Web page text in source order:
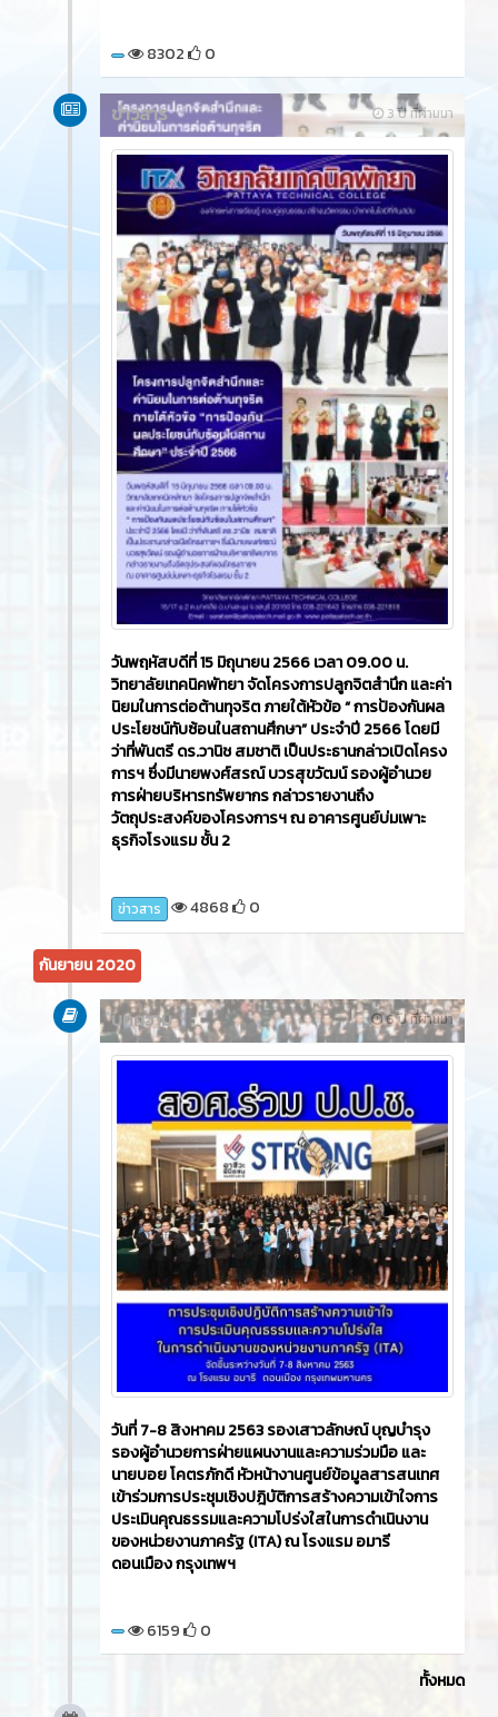
8302 0
3 ปี ที่ผ่านมา
ข่าวสาร
วันพฤหัสบดีที่ 15 มิถุนายน 2566 เวลา 09.00 น.
วิทยาลัยเทคนิคพัทยา จัดโครงการปลูกจิตสำนึก และค่า
นิยมในการต่อต้านทุจริต ภายใต้หัวข้อ “ การป้องกันผล
ประโยชน์ทับซ้อนในสถานศึกษา” ประจำปี 2566 โดยมี
ว่าที่พันตรี ดร.วานิช สมชาติ เป็นประธานกล่าวเปิดโครง
การฯ ซึ่งมีนายพงศ์สรณ์ บวรสุขวัฒน์ รองผู้อำนวย
การฝ่ายบริหารทรัพยากร กล่าวรายงานถึง
วัตถุประสงค์ของโครงการฯ ณ อาคารศูนย์บ่มเพาะ
ธุรกิจโรงแรม ชั้น 2
ข่าวสาร 4868 0
กันยายน 2020
6 ปี ที่ผ่านมา
บทความ
วันที่ 7-8 สิงหาคม 2563 รองเสาวลักษณ์ บุญบำรุง
รองผู้อำนวยการฝ่ายแผนงานและความร่วมมือ และ
นายบอย โคตรภักดี หัวหน้างานศูนย์ข้อมูลสารสนเทศ
เข้าร่วมการประชุมเชิงปฎิบัติการสร้างความเข้าใจการ
ประเมินคุณธรรมและความโปร่งใสในการดำเนินงาน
ของหน่วยงานภาครัฐ (ITA) ณ โรงแรม อมารี
ดอนเมือง กรุงเทพฯ
6159 0
ทั้งหมด